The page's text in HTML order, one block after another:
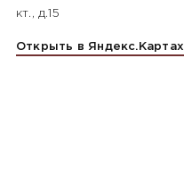
кт., д.15
Открыть в Яндекс.Картах